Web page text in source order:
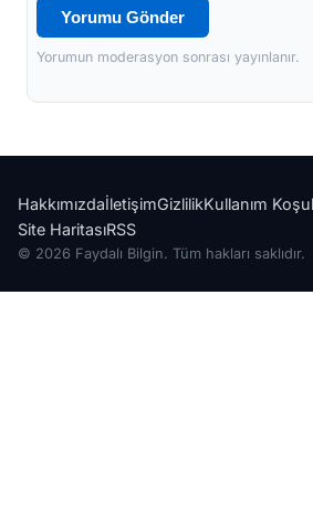
Yorumu Gönder
Yorumun moderasyon sonrası yayınlanır.
HakkımızdaİletişimGizlilikKullanım
Site HaritasıRSS
© 2026 Faydalı Bilgin. Tüm hakları saklıdır.